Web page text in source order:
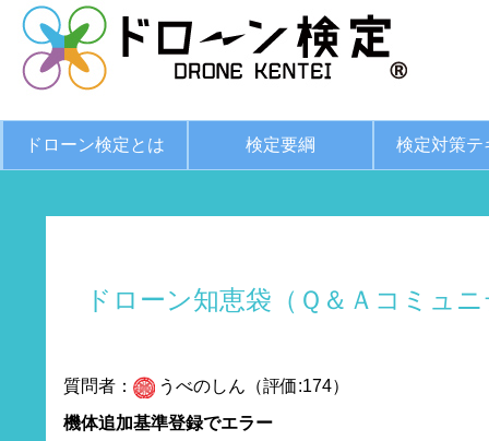
ドローン検定とは 検定要綱 検定対策テ
ドローン知恵袋（Ｑ＆Ａコミュ
質問者：
うべのしん（評価:174）
機体追加基準登録でエラー